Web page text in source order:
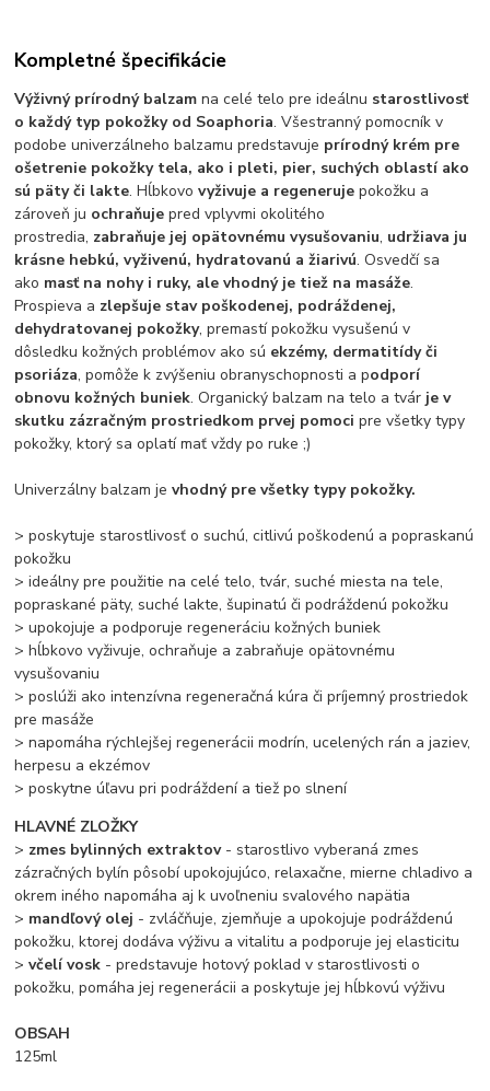
Kompletné špecifikácie
Výživný prírodný balzam na celé telo pre ideálnu starostlivosť
o každý typ pokožky od Soaphoria. Všestranný pomocník v
podobe univerzálneho balzamu predstavuje prírodný krém pre
ošetrenie pokožky tela, ako i pleti, pier, suchých oblastí ako
sú päty či lakte. Hĺbkovovyživuje a regeneruje pokožku a
zároveň ju ochraňuje pred vplyvmi okolitého
prostredia, zabraňuje jej opätovnému vysušovaniu, udržiava ju
krásne hebkú, vyživenú, hydratovanú a žiarivú. Osvedčí sa
ako masť na nohy i ruky, ale vhodný je tiež na masáže.
Prospieva a zlepšuje stav poškodenej, podráždenej,
dehydratovanej pokožky, premastí pokožku vysušenú v
dôsledku kožných problémov ako sú ekzémy, dermatitídy či
psoriáza, pomôže k zvýšeniu obranyschopnosti a podporí
obnovu kožných buniek. Organický balzam na telo a tvár je v
skutku zázračným prostriedkom prvej pomoci pre všetky typy
pokožky, ktorý sa oplatí mať vždy po ruke ;)
Univerzálny balzam jevhodný pre všetky typy pokožky.
> poskytuje starostlivosť o suchú, citlivú poškodenú a popraskanú
pokožku
> ideálny pre použitie na celé telo, tvár, suché miesta na tele,
popraskané päty, suché lakte, šupinatú či podráždenú pokožku
> upokojuje a podporuje regeneráciu kožných buniek
> hĺbkovo vyživuje, ochraňuje a zabraňuje opätovnému
vysušovaniu
> poslúži ako intenzívna regeneračná kúra či príjemný prostriedok
pre masáže
> napomáha rýchlejšej regenerácii modrín, ucelených rán a jaziev,
herpesu a ekzémov
> poskytne úľavu pri podráždení a tiež po slnení
HLAVNÉ ZLOŽKY
> zmes bylinných extraktov- starostlivo vyberaná zmes
zázračných bylín pôsobí upokojujúco, relaxačne, mierne chladivo a
okrem iného napomáha aj k uvoľneniu svalového napätia
> mandľový olej - zvláčňuje, zjemňuje a upokojuje podráždenú
pokožku, ktorej dodáva výživu a vitalitu a podporuje jej elasticitu
>včelí vosk - predstavuje hotový poklad v starostlivosti o
pokožku, pomáha jej regenerácii a poskytuje jej hĺbkovú výživu
OBSAH
125ml